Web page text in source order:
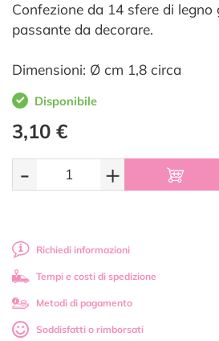
Confezione da 14 sfere di legno
passante da decorare.
Dimensioni: Ø cm 1,8 circa
Disponibile
3,10 €
- +
Richiedi informazioni
Tempi e costi di spedizione
Metodi di pagamento
Soddisfatti o rimborsati